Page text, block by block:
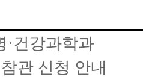
·건강과학과
관 신청 안내